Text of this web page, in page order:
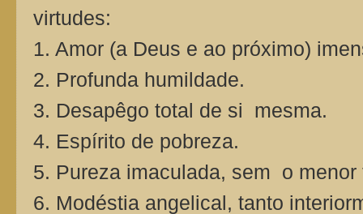
virtudes:
1. Amor (a Deus e ao próximo)
2. Profunda humildade.
3. Desapêgo total de si mesma.
4. Espírito de pobreza.
5. Pureza imaculada, sem o
6. Modéstia angelical, tanto